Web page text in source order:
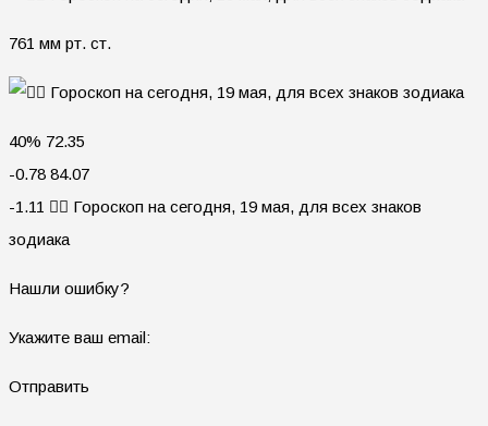
761 мм рт. ст.
40% 72.35
-0.78 84.07
-1.11 🧙‍♀ Гороскоп на сегодня, 19 мая, для всех знаков
зодиака
Нашли ошибку?
Укажите ваш email:
Отправить